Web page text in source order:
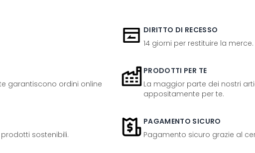
DIRITTO DI RECESSO
14 giorni per restituire la merce.
garantiscono ordini online
PRODOTTI PER TE
La maggior parte dei nostri
appositamente per te.
sostenibili.
PAGAMENTO SICURO
Pagamento sicuro grazie al